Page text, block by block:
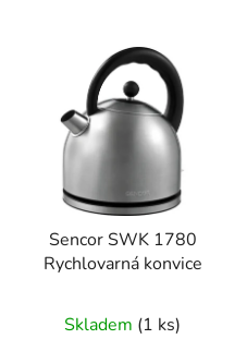
Sencor SWK 1780
Rychlovarná konvice
Skladem (1 ks)